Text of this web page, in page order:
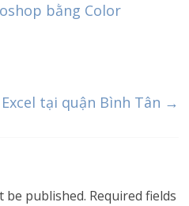
bằng Color
tại quận Bình Tân →
be published. Required fields